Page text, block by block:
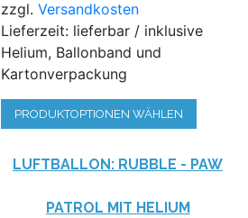
zzgl.Versandkosten
Lieferzeit: lieferbar / inklusive
Helium, Ballonband und
Kartonverpackung
PRODUKTOPTIONEN WÄHLEN
LUFTBALLON: RUBBLE - PAW
PATROL MIT HELIUM